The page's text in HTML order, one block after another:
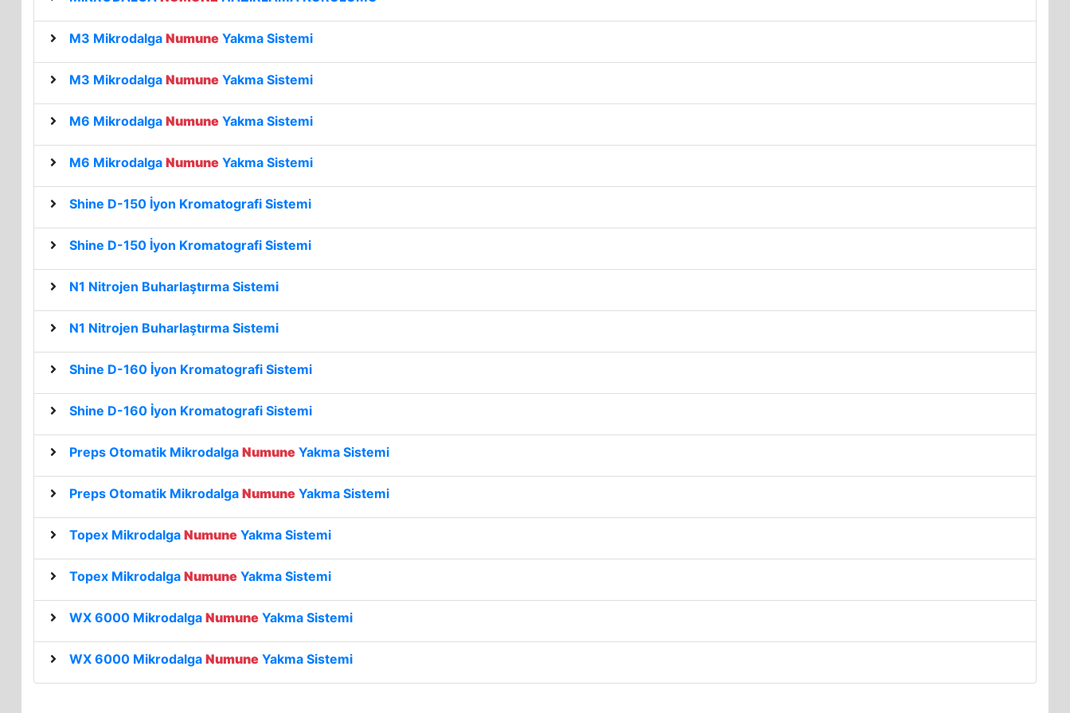
M3 Mikrodalga Numune Yakma Sistemi
M3 Mikrodalga Numune Yakma Sistemi
M6 Mikrodalga Numune Yakma Sistemi
M6 Mikrodalga Numune Yakma Sistemi
Shine D-150 İyon Kromatografi Sistemi
Shine D-150 İyon Kromatografi Sistemi
N1 Nitrojen Buharlaştırma Sistemi
N1 Nitrojen Buharlaştırma Sistemi
Shine D-160 İyon Kromatografi Sistemi
Shine D-160 İyon Kromatografi Sistemi
Preps Otomatik Mikrodalga Numune Yakma Sistemi
Preps Otomatik Mikrodalga Numune Yakma Sistemi
Topex Mikrodalga Numune Yakma Sistemi
Topex Mikrodalga Numune Yakma Sistemi
WX 6000 Mikrodalga Numune Yakma Sistemi
WX 6000 Mikrodalga Numune Yakma Sistemi